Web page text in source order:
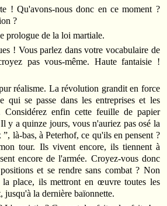
! Qu'avons‑nous donc en ce moment ?
?
prologue de la loi martiale.
! Vous parlez dans votre vocabulaire de
pas vous‑même. Haute fantaisie !
réalisme. La révolution grandit en force
qui se passe dans les entreprises et les
Considérez enfin cette feuille de papier
y a quinze jours, vous n'auriez pas osé la
là‑bas, à Peterhof, ce qu'ils en pensent ?
tour. Ils vivent encore, ils tiennent à
encore de l'armée. Croyez‑vous donc
et se rendre sans combat ? Non
la place, ils mettront en œuvre toutes les
jusqu'à la dernière baïonnette.